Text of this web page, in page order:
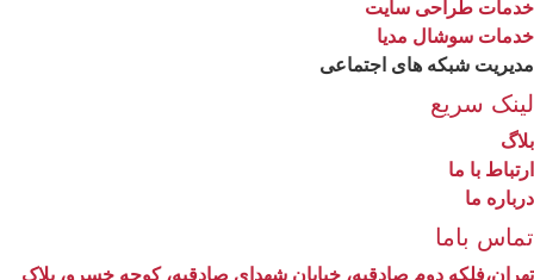
طراحی سایت
سوشال مدیا
شبکه های اجتماعی
سریع
با ما
ما
باما
دوم صادقیه، خیابان شهدای صادقیه، کوچه خسرو، پلاک